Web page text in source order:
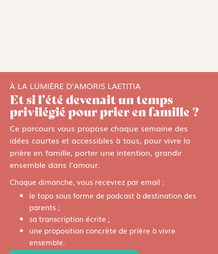
À LA LUMIÈRE D'AMORIS LAETITIA
Et si l’été devenait un temps
privilégié pour prier en famille ?
Ce parcours vous propose chaque semaine des
idées courtes et accessibles à tous, pour vivre la
prière en famille, porter une intention, grandir
ensemble dans l’amour.
Chaque dimanche, vous recevrez par email :
le topo sous forme de podcast à destination des
parents ;
sa transcription écrite ;
une proposition concrète de prière à vivre
ensemble.